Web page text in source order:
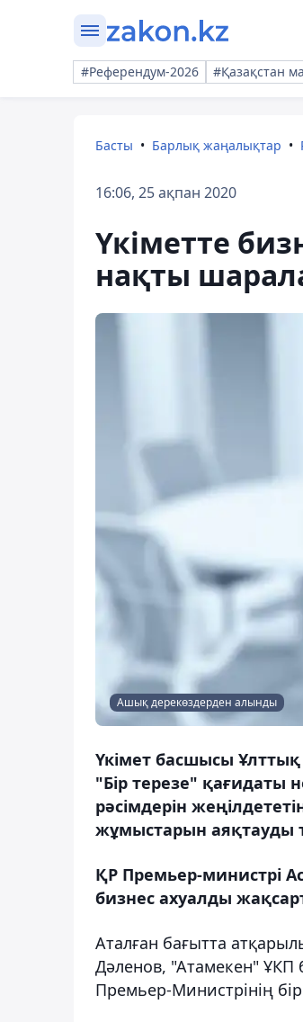
#Референдум-2026 #Қазақстан
Басты Барлық жаңалықтар
16:06, 25 ақпан 2020
Үкіметте
нақты
Ашық дерекөздерден алынды
Үкімет басшысы
"Бір терезе" қағидаты
рәсімдерін
жұмыстарын аяқтауды
ҚР Премьер-министрі
бизнес ахуалды
Аталған бағытта
Дәленов, "Атамекен"
Премьер-Министрінің